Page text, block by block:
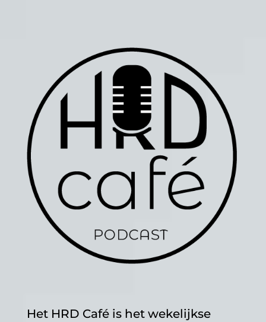
Het HRD Café is het wekelijkse